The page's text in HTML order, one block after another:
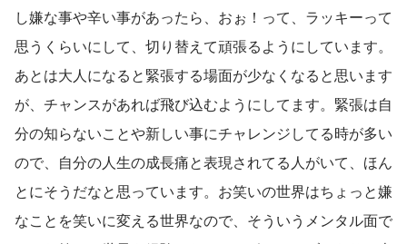
し嫌な事や辛い事があったら、おぉ！って、ラッキーって
思うくらいにして、切り替えて頑張るようにしています。
あとは大人になると緊張する場面が少なくなると思います
が、チャンスがあれば飛び込むようにしてます。緊張は自
分の知らないことや新しい事にチャレンジしてる時が多い
ので、自分の人生の成長痛と表現されてる人がいて、ほん
とにそうだなと思っています。お笑いの世界はちょっと嫌
なことを笑いに変える世界なので、そういうメンタル面で